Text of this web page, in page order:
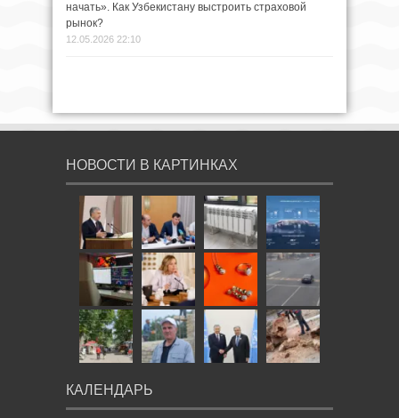
начать». Как Узбекистану выстроить страховой
рынок?
12.05.2026 22:10
НОВОСТИ В КАРТИНКАХ
КАЛЕНДАРЬ